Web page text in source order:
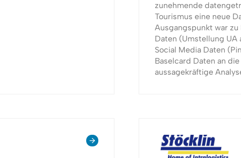
zunehmende
Tourismus eine neue
Ausgangspunkt war
Daten (Umstellung UA
Social Media Daten
Baselcard Daten an
aussagekräftige